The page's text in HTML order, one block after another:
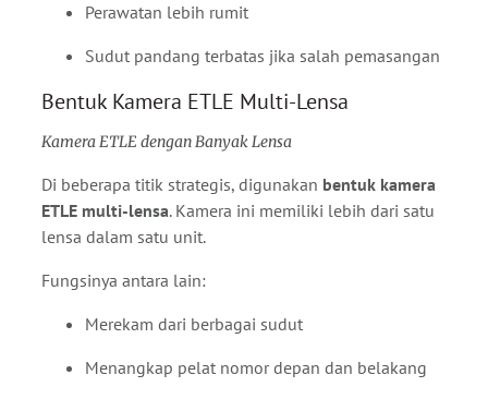
Perawatan lebih rumit
Sudut pandang terbatas jika salah pemasangan
Bentuk Kamera ETLE Multi-Lensa
Kamera ETLE dengan Banyak Lensa
Di beberapa titik strategis, digunakan bentuk kamera
ETLE multi-lensa. Kamera ini memiliki lebih dari satu
lensa dalam satu unit.
Fungsinya antara lain:
Merekam dari berbagai sudut
Menangkap pelat nomor depan dan belakang